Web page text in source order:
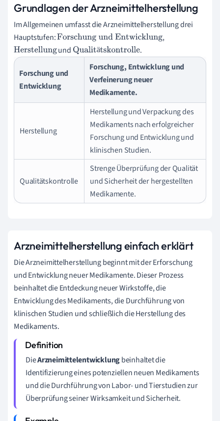
Grundlagen der Arzneimittelherstellung
Im Allgemeinen umfasst die Arzneimittelherstellung drei
Hauptstufen:Forschung und Entwicklung
,
Herstellung und ä
Qualitätskontrolle .
Forschung und
Entwicklung
Forschung, Entwicklung und
Verfeinerung neuer
Medikamente.
Herstellung
Herstellung und Verpackung des
Medikaments nach erfolgreicher
Forschung und Entwicklung und
klinischen Studien.
Qualitätskontrolle
Strenge Überprüfung der Qualität
und Sicherheit der hergestellten
Medikamente.
Arzneimittelherstellung einfach erklärt
Die Arzneimittelherstellung beginnt mit der Erforschung
und Entwicklung neuer Medikamente. Dieser Prozess
beinhaltet die Entdeckung neuer Wirkstoffe, die
Entwicklung des Medikaments, die Durchführung von
klinischen Studien und schließlich die Herstellung des
Medikaments.
DieArzneimittelentwicklungbeinhaltet die
Identifizierung eines potenziellen neuen Medikaments
und die Durchführung von Labor- und Tierstudien zur
Überprüfung seiner Wirksamkeit und Sicherheit.